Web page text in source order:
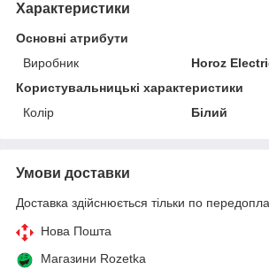
Характеристики
Основні атрибути
Виробник
Horoz
Користувальницькі характеристики
Колір
Білий
Умови доставки
Доставка здійснюється тільки по
Нова Пошта
Магазини Rozetka